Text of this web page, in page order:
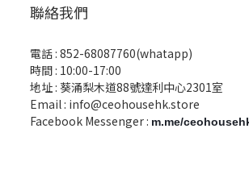
聯絡我們
電話 : 852-68087760(whatapp)
時間 : 10:00-17:00
地址 : 葵涌梨木道88號達利中心2301室
Email : info@ceohousehk.store
Facebook Messenger : m.me/